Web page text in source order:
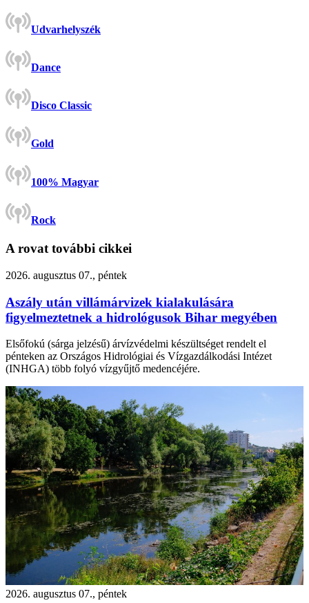
Udvarhelyszék
Dance
Disco Classic
Gold
100% Magyar
Rock
A rovat további cikkei
2026. augusztus 07., péntek
Aszály után villámárvizek kialakulására
figyelmeztetnek a hidrológusok Bihar megyében
Elsőfokú (sárga jelzésű) árvízvédelmi készültséget rendelt el
pénteken az Országos Hidrológiai és Vízgazdálkodási Intézet
(INHGA) több folyó vízgyűjtő medencéjére.
2026. augusztus 07., péntek